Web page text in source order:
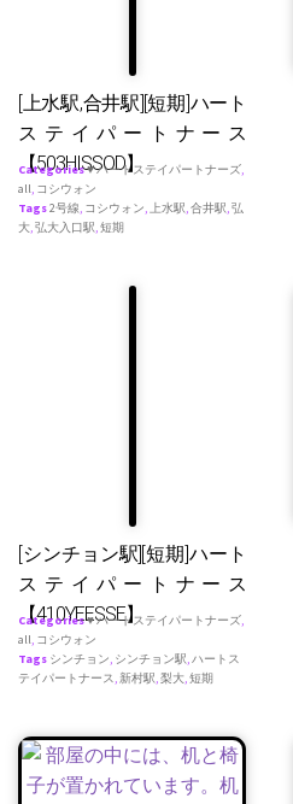
[上水駅,合井駅][短期]ハート
ステイパートナース
【503HISSOD】
Categories♥ ハートステイパートナーズ,
all, コシウォン
Tags2号線, コシウォン, 上水駅,合井駅,弘
大,弘大入口駅,短期
[シンチョン駅][短期]ハート
ステイパートナース
【410YEESSE】
Categories♥ ハートステイパートナーズ,
all, コシウォン
Tags シンチョン, シンチョン駅,ハートス
テイパートナース,新村駅,梨大,短期